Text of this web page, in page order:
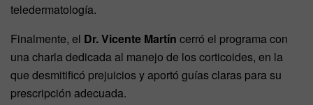
teledermatología.
Finalmente, el Dr. Vicente Martín cerró el programa con
una charla dedicada al manejo de los corticoides, en la
que desmitificó prejuicios y aportó guías claras para su
prescripción adecuada.